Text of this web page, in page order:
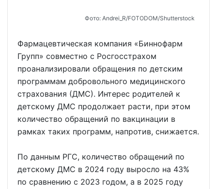
Фото: Andrei_R/FOTODOM/Shutterstock
Фармацевтическая компания «Биннофарм
Групп» совместно с Росгосстрахом
проанализировали обращения по детским
программам добровольного медицинского
страхования (ДМС). Интерес родителей к
детскому ДМС продолжает расти, при этом
количество обращений по вакцинации в
рамках таких программ, напротив, снижается.
По данным РГС, количество обращений по
детскому ДМС в 2024 году выросло на 43%
по сравнению с 2023 годом, а в 2025 году